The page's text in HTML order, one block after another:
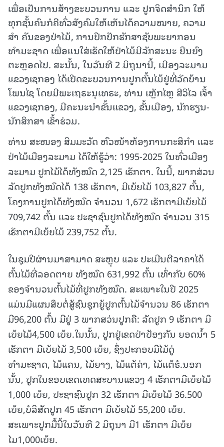
ເພື່ອເປັນການສ້າງຂະບວນການ ແລະ ປູກຈິດສໍານຶກ ໃຫ້
ທຸກຊັ້ນຄົນກໍຄືທົ່ວສັງຄົມໃຫ້ເຫັນໄດ້ຄວາມໝາຍ, ຄວາມ
ສໍາ ຄັນຂອງປ່າໄມ້, ການປົກປັກຮັກສາຊັບພະຍາກອນ
ທຳມະຊາດ ເພື່ອແນໃສ່ເຮັດໃຫ້ປ່າໄມ້ມີລັກສະນະ ຍືນຍົງ
ຕະຫຼອດໄປ. ສະນັ້ນ, ໃນວັນທີ 2 ມິຖຸນານີ້, ເມືອງລະມາມ
ແຂວງເຊກອງ ໄດ້ເປີດຂະບວນການປູກຕົ້ນໄມ້ຢູ່ທີ່ວັດບ້ານ
ໂພນໄຊ ໂດຍມີພະເຖຣະນຸເທຣະ, ທ່ານ ເຫຼັກໄຫຼ ສີວິໄລ ເຈົ້າ
ແຂວງເຊກອງ, ມີຄະນະນໍາຂັ້ນແຂວງ, ຂັ້ນເມືອງ, ນັກຮຽນ-
ນັກສຶກສາ ເຂົ້າຮ່ວມ.
ທ່ານ ສະໜອງ ສິມມະວັດ ຫົວໜ້າຫ້ອງການກະສິກຳ ແລະ
ປ່າໄມ້ເມືອງລະມາມ ໄດ້ໃຫ້ຮູ້ວ່າ: 1995-2025 ໃນທົ່ວເມືອງ
ລະມາມ ປູກໄມ້ໄດ້ທັງໝົດ 2,125 ເຮັກຕາ. ໃນນີ້, ພາກສ່ວນ
ລັດປູກທັງໝົດໄດ້ 138 ເຮັກຕາ, ມີເບ້ຍໄມ້ 103,827 ຕົ້ນ,
ໂຄງການປູກໄດ້ທັງໝົດ ຈໍານວນ 1,672 ເຮັກຕາມີເບ້ຍໄມ້
709,742 ຕົ້ນ ແລະ ປະຊາຊົນປູກໄດ້ທັງໝົດ ຈໍານວນ 315
ເຮັກຕາມີເບ້ຍໄມ້ 239,752 ຕົ້ນ.
ໃນຊຸມປີຜ່ານມາສາມາດ ສະຫຼຸບ ແລະ ປະເມີນຕີລາຄາໄດ້
ຕົ້ນໄມ້ທີ່ລອດຕາຍ ທັງໝົດ 631,992 ຕົ້ນ ເທົ່າກັບ 60%
ຂອງຈໍານວນຕົ້ນໄມ້ທີ່ປູກທັງໝົດ. ສະເພາະໃນປີ 2025
ແມ່ນມີແຜນສຶບຕໍ່ສູ້ຊົນຊຸກຍູ້ປູກຕົ້ນໄມ້ຈຳນວນ 86 ເຮັກຕາ
ມີ96,200 ຕົ້ນ ມີຢູ່ 3 ພາກສວ່ນປູກຄື: ລັດປູກ 9 ເຮັກຕາ ມີ
ເບ້ຍໄມ້4,500 ເບ້ຍ.ໃນນັ້ນ, ປູກຢູ່ເຂດປ່າປ້ອງກັນ ຍອດນໍ້າ 5
ເຮັກຕາ ມີເບ້ຍໄມ້ 3,500 ເບ້ຍ, ຊຶ່ງປະກອບມີໄມ້ດູ່
ທຳມະຊາດ, ໄມ້ແຄນ, ໄມ້ຍາງ, ໄມ້ແຕ້ຄ່າ, ໄມ້ແຕ້ຮໍ.ນອກ
ນັ້ນ, ປູກໃນຂອບເຂດເທດສະບານແຂວງ 4 ເຮັກຕາມີເບ້ຍໄມ້
1,000 ເບ້ຍ, ປະຊາຊົນປູກ 32 ເຮັກຕາ ມີເບ້ຍໄມ້ 36.500
ເບ້ຍ,ບໍລິສັດປູກ 45 ເຮັກຕາ ມີເບ້ຍໄມ້ 55,200 ເບ້ຍ.
ສະເພາະປູກມື້ນີ້ໃນວັນທີ 2 ມິຖຸນາ ມີ1 ເຮັກຕາ ມີເບ້ຍ
ໄມ1,000ເບ້ຍ.